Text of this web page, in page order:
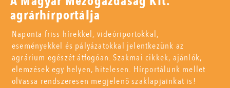
agrárhírportálja
Naponta friss hírekkel, videóriportokkal,
eseményekkel és pályázatokkal jelentkezünk az
agrárium egészét átfogóan. Szakmai cikkek, ajánlók,
elemzések egy helyen, hitelesen. Hírportálunk mellet
olvassa rendszeresen megjelenő szaklapjainkat is!